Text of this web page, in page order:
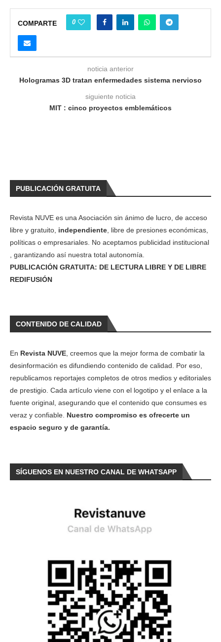
COMPARTE 0
noticia anterior
Hologramas 3D tratan enfermedades sistema nervioso
siguiente noticia
MIT : cinco proyectos emblemáticos
PUBLICACIÓN GRATUITA
Revista NUVE es una Asociación sin ánimo de lucro, de acceso
libre y gratuito, independiente , libre de presiones económicas,
políticas o empresariales. No aceptamos publicidad institucional
, garantizando así nuestra total autonomía.
PUBLICACIÓN GRATUITA: DE LECTURA LIBRE Y DE LIBRE
REDIFUSIÓN
CONTENIDO DE CALIDAD
En Revista NUVE , creemos que la mejor forma de combatir la
desinformación es difundiendo contenido de calidad. Por eso,
republicamos reportajes completos de otros medios y editoriales
de prestigio. Cada artículo viene con el logotipo y el enlace a la
fuente original, asegurando que el contenido que consumes es
veraz y confiable. Nuestro compromiso es ofrecerte un
espacio seguro y de garantía.
SÍGUENOS EN NUESTRO CANAL DE WHATSAPP